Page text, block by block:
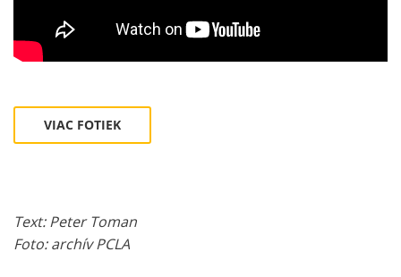
VIAC FOTIEK
Text: Peter Toman
Foto: archív PCLA